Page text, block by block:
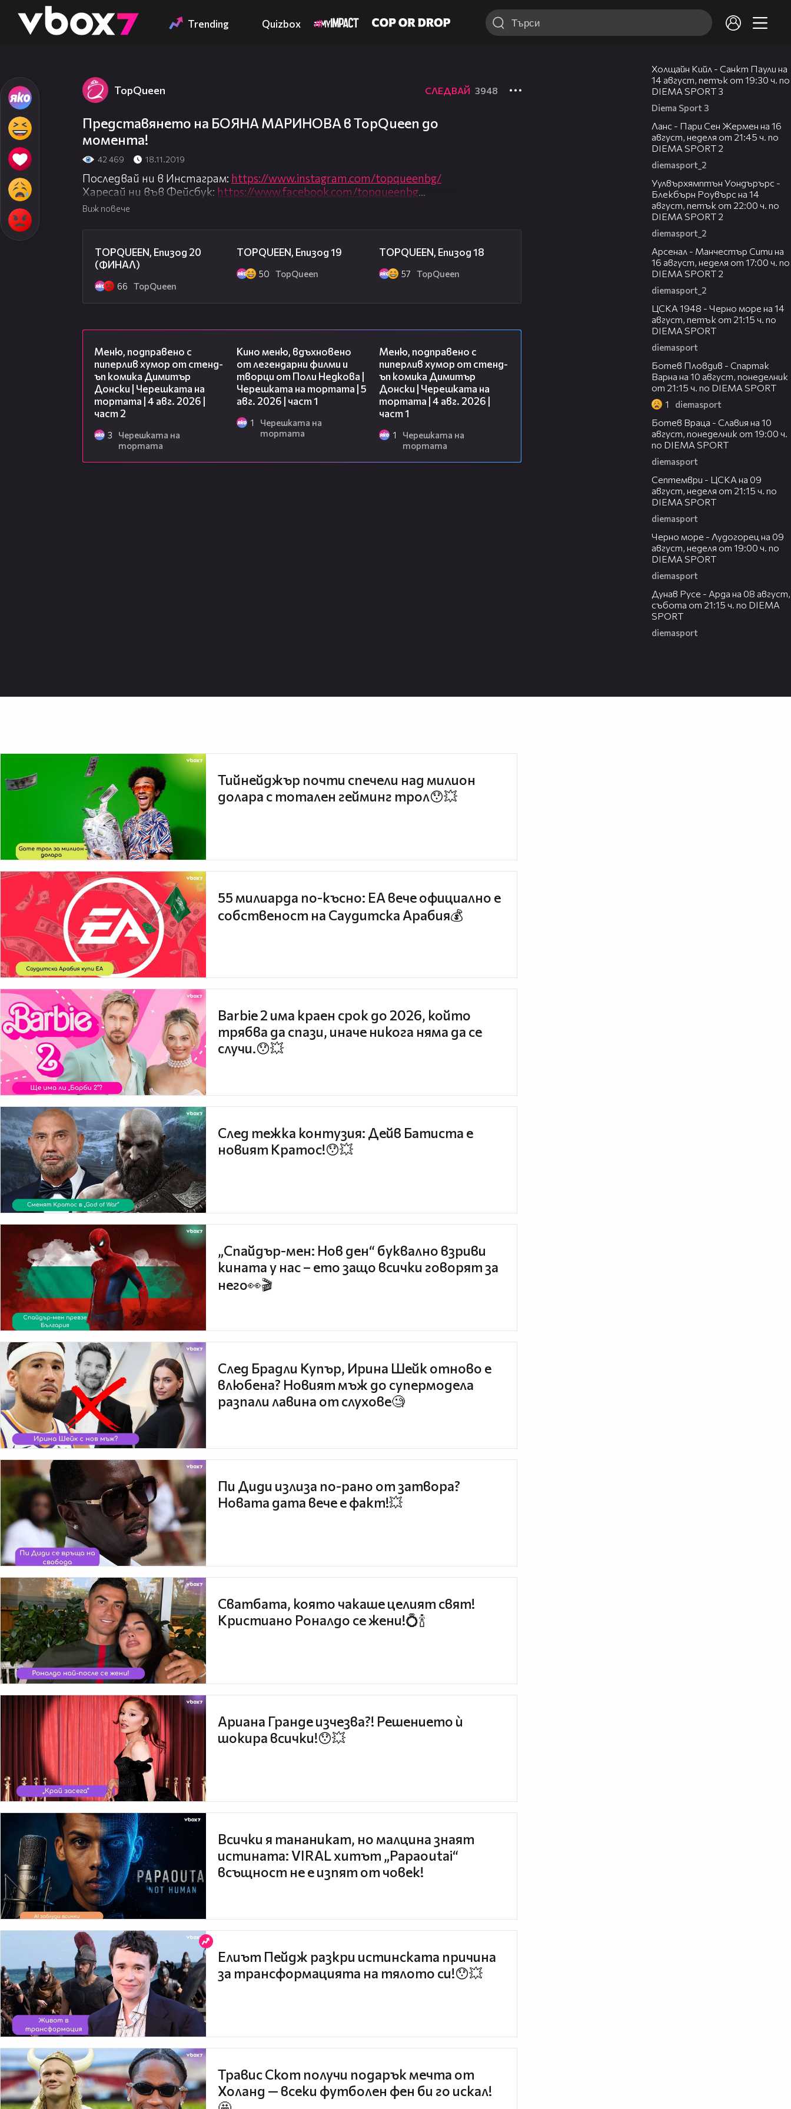
👾 Trending Quizbox
TopQuеen СЛЕДВАЙ 3948
Представянето на БОЯНА МАРИНОВА в TopQueen до
момента!
42 469 18.11.2019
Последвай ни в Инстаграм: https://www.instagram.com/topqueenbg/
Харесай ни във Фейсбук: https://www.facebook.com/topqueenbg
и не пропускайте да гледате новите епизоди с нейно участие - всеки
вторник и петък във Vbox7!
Виж повече
TOPQUEEN, Епизод 20
(ФИНАЛ)
66 TopQuеen
TOPQUEEN, Епизод 19
50 TopQuеen
TOPQUEEN, Епизод 18
57 TopQuеen
Меню, подправено с
пиперлив хумор от стенд-
ъп комика Димитър
Донски | Черешката на
тортата | 4 авг. 2026 |
част 2
3
Черешката на
тортата
Кино меню, вдъхновено
от легендарни филми и
творци от Поли Недкова |
Черешката на тортата | 5
авг. 2026 | част 1
1
Черешката на
тортата
Меню, подправено с
пиперлив хумор от стенд-
ъп комика Димитър
Донски | Черешката на
тортата | 4 авг. 2026 |
част 1
1
Черешката на
тортата
Холщайн Кийл - Санкт Паули на
14 август, петък от 19:30 ч. по
DIEMA SPORT 3
Diema Sport 3
Ланс - Пари Сен Жермен на 16
август, неделя от 21:45 ч. по
DIEMA SPORT 2
diemasport_2
Уулвърхямптън Уондърърс -
Блекбърн Роувърс на 14
август, петък от 22:00 ч. по
DIEMA SPORT 2
diemasport_2
Арсенал - Манчестър Сити на
16 август, неделя от 17:00 ч. по
DIEMA SPORT 2
diemasport_2
ЦСКА 1948 - Черно море на 14
август, петък от 21:15 ч. по
DIEMA SPORT
diemasport
Ботев Пловдив - Спартак
Варна на 10 август, понеделник
от 21:15 ч. по DIEMA SPORT
1 diemasport
Ботев Враца - Славия на 10
август, понеделник от 19:00 ч.
по DIEMA SPORT
diemasport
Септември - ЦСКА на 09
август, неделя от 21:15 ч. по
DIEMA SPORT
diemasport
Черно море - Лудогорец на 09
август, неделя от 19:00 ч. по
DIEMA SPORT
diemasport
Дунав Русе - Арда на 08 август,
събота от 21:15 ч. по DIEMA
SPORT
diemasport
Тийнейджър почти спечели над милион
долара с тотален гейминг трол😯💥
55 милиарда по-късно: EA вече официално е
собственост на Саудитска Арабия💰
Barbie 2 има краен срок до 2026, който
трябва да спази, иначе никога няма да се
случи.😯💥
След тежка контузия: Дейв Батиста е
новият Кратос!😯💥
„Спайдър-мен: Нов ден“ буквално взриви
кината у нас – ето защо всички говорят за
него👀🎬
След Брадли Купър, Ирина Шейк отново е
влюбена? Новият мъж до супермодела
разпали лавина от слухове🧐
Пи Диди излиза по-рано от затвора?
Новата дата вече е факт!💥
Сватбата, която чакаше целият свят!
Кристиано Роналдо се жени!💍🍾
Ариана Гранде изчезва?! Решението ѝ
шокира всички!😯💥
Всички я тананикат, но малцина знаят
истината: VIRAL хитът „Papaoutai“
всъщност не е изпят от човек!
Елиът Пейдж разкри истинската причина
за трансформацията на тялото си!😯💥
Травис Скот получи подарък мечта от
Холанд — всеки футболен фен би го искал!